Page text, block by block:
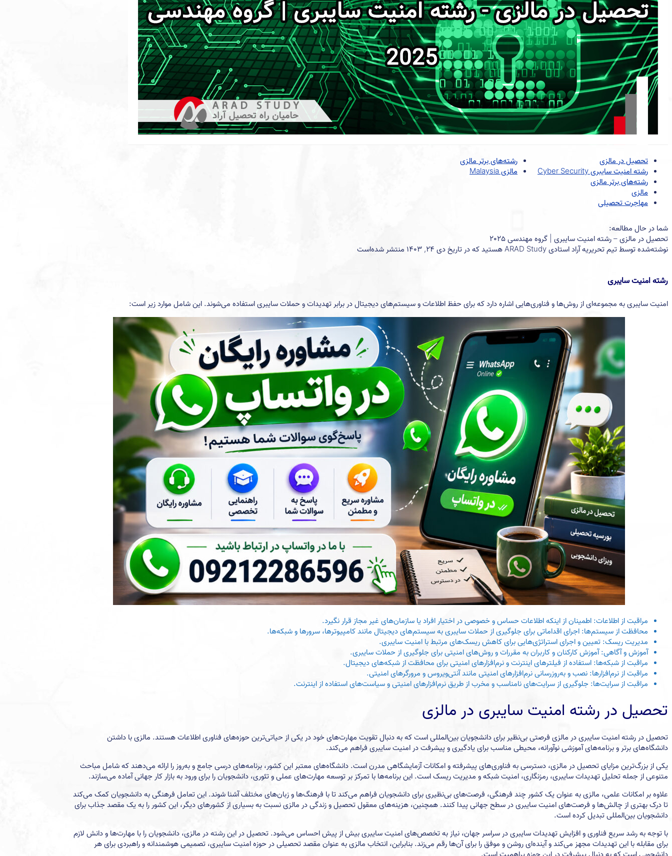
تحصیل در مالزی
رشته امنیت سایبری Cyber ​​Security
رشته‌های برتر مالزی
مالزی
مهاجرت تحصیلی
رشته‌های برتر مالزی
مالزی Malaysia
شما در حال مطالعه:
تحصیل در مالزی – رشته امنیت سایبری | گروه مهندسی 2025
نوشته‌شده توسط تیم تحریریه آراد استادی ARAD Study هستید که در تاریخ دی ۲۴, ۱۴۰۳ منتشر شده‌است
رشته امنیت سایبری
امنیت سایبری به مجموعه‌ای از روش‌ها و فناوری‌هایی اشاره دارد که برای حفظ اطلاعات و سیستم‌های دیجیتال در برابر تهدیدات و حملات سایبری استفاده می‌شوند. این شامل موارد زیر است:
مراقبت از اطلاعات: اطمینان از اینکه اطلاعات حساس و خصوصی در اختیار افراد یا سازمان‌های غیر مجاز قرار نگیرد.
محافظت از سیستم‌ها: اجرای اقداماتی برای جلوگیری از حملات سایبری به سیستم‌های دیجیتال مانند کامپیوترها، سرورها و شبکه‌ها.
مدیریت ریسک: تعیین و اجرای استراتژی‌هایی برای کاهش ریسک‌های مرتبط با امنیت سایبری.
آموزش و آگاهی: آموزش کارکنان و کاربران به مقررات و روش‌های امنیتی برای جلوگیری از حملات سایبری.
مراقبت از شبکه‌ها: استفاده از فیلترهای اینترنت و نرم‌افزارهای امنیتی برای محافظت از شبکه‌های دیجیتال.
مراقبت از نرم‌افزارها: نصب و به‌روزرسانی نرم‌افزارهای امنیتی مانند آنتی‌ویروس و مرورگرهای امنیتی.
مراقبت از سرایت‌ها: جلوگیری از سرایت‌های نامناسب و مخرب از طریق نرم‌افزارهای امنیتی و سیاست‌های استفاده از اینترنت.
تحصیل در رشته امنیت سایبری در مالزی
تحصیل در رشته امنیت سایبری در مالزی فرصتی بی‌نظیر برای دانشجویان بین‌المللی است که به دنبال تقویت مهارت‌های خود در یکی از حیاتی‌ترین حوزه‌های فناوری اطلاعات هستند. مالزی با داشتن
دانشگاه‌های برتر و برنامه‌های آموزشی نوآورانه، محیطی مناسب برای یادگیری و پیشرفت در امنیت سایبری فراهم می‌کند.
یکی از بزرگ‌ترین مزایای تحصیل در مالزی، دسترسی به فناوری‌های پیشرفته و امکانات آزمایشگاهی مدرن است. دانشگاه‌های معتبر این کشور، برنامه‌های درسی جامع و به‌روز را ارائه می‌دهند که شامل مباحث
متنوعی از جمله تحلیل تهدیدات سایبری، رمزنگاری، امنیت شبکه و مدیریت ریسک است. این برنامه‌ها با تمرکز بر توسعه مهارت‌های عملی و تئوری، دانشجویان را برای ورود به بازار کار جهانی آماده می‌سازند.
علاوه بر امکانات علمی، مالزی به عنوان یک کشور چند فرهنگی، فرصت‌های بی‌نظیری برای دانشجویان فراهم می‌کند تا با فرهنگ‌ها و زبان‌های مختلف آشنا شوند. این تعامل فرهنگی به دانشجویان کمک می‌کند
تا درک بهتری از چالش‌ها و فرصت‌های امنیت سایبری در سطح جهانی پیدا کنند. همچنین، هزینه‌های معقول تحصیل و زندگی در مالزی نسبت به بسیاری از کشورهای دیگر، این کشور را به یک مقصد جذاب برای
دانشجویان بین‌المللی تبدیل کرده است.
با توجه به رشد سریع فناوری و افزایش تهدیدات سایبری در سراسر جهان، نیاز به تخصص‌های امنیت سایبری بیش از پیش احساس می‌شود. تحصیل در این رشته در مالزی، دانشجویان را با مهارت‌ها و دانش لازم
برای مقابله با این تهدیدات مجهز می‌کند و آینده‌ای روشن و موفق را برای آن‌ها رقم می‌زند. بنابراین، انتخاب مالزی به عنوان مقصد تحصیلی در حوزه امنیت سایبری، تصمیمی هوشمندانه و راهبردی برای هر